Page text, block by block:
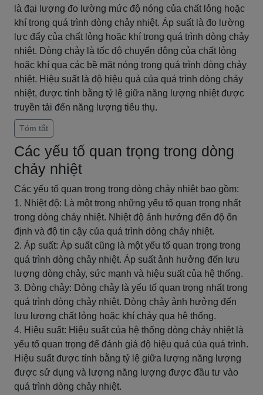
là đại lượng đo lường mức độ nóng của chất lỏng hoặc
khí trong quá trình dòng chảy nhiệt. Áp suất là đo lường
lực đẩy của chất lỏng hoặc khí trong quá trình dòng chảy
nhiệt. Dòng chảy là tốc độ chuyển động của chất lỏng
hoặc khí qua các bề mặt nóng trong quá trình dòng chảy
nhiệt. Hiệu suất là độ hiệu quả của quá trình dòng chảy
nhiệt, được tính bằng tỷ lệ giữa năng lượng nhiệt được
truyền tải đến năng lượng tiêu thụ.
Tóm tắt
Các yếu tố quan trọng trong dòng
chảy nhiệt
Các yếu tố quan trọng trong dòng chảy nhiệt bao gồm:
1. Nhiệt độ: Là một trong những yếu tố quan trọng nhất
trong dòng chảy nhiệt. Nhiệt độ ảnh hưởng đến độ ổn
định và độ tin cậy của quá trình dòng chảy nhiệt.
2. Áp suất: Áp suất cũng là một yếu tố quan trọng trong
quá trình dòng chảy nhiệt. Áp suất ảnh hưởng đến lưu
lượng dòng chảy, sức mạnh và hiệu suất của hệ thống.
3. Dòng chảy: Dòng chảy là yếu tố quan trọng nhất trong
quá trình dòng chảy nhiệt. Dòng chảy ảnh hưởng đến
lưu lượng chất lỏng hoặc khí chảy qua hệ thống.
4. Hiệu suất: Hiệu suất của hệ thống dòng chảy nhiệt là
yếu tố quan trọng để đánh giá độ hiệu quả của quá trình.
Hiệu suất được tính bằng tỷ lệ giữa lượng năng lượng
được sử dụng và lượng năng lượng được đầu tư vào
quá trình dòng chảy nhiệt.